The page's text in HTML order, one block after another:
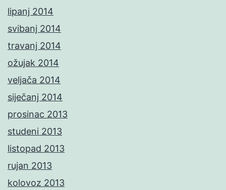
lipanj 2014
svibanj 2014
travanj 2014
ožujak 2014
veljača 2014
siječanj 2014
prosinac 2013
studeni 2013
listopad 2013
rujan 2013
kolovoz 2013